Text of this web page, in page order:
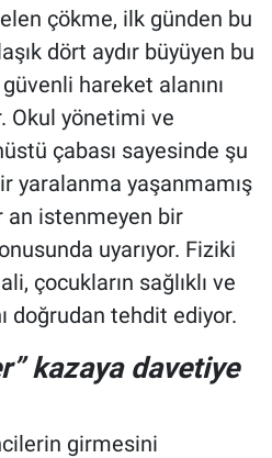
çökme, ilk günden bu
dört aydır büyüyen bu
hareket alanını
Okul yönetimi ve
çabası sayesinde şu
yaralanma yaşanmamış
an istenmeyen bir
uyarıyor. Fiziki
çocukların sağlıklı ve
doğrudan tehdit ediyor.
kazaya davetiye
girmesini